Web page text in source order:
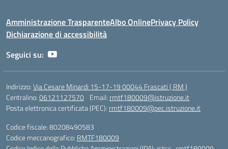
Amministrazione TrasparenteAlbo OnlinePrivacy Policy
Dichiarazione di accessibilità
Seguici su:
Indirizzo:Via Cesare Minardi 15-17-19 00044 Frascati ( RM )
Centralino:06121127570 Email: rmtf180009@istruzione.it
Posta elettronica certificata (PEC): rmtf180009@pec.istruzione.it
Codice fiscale: 80208490583
Codice meccanografico: RMTF180009